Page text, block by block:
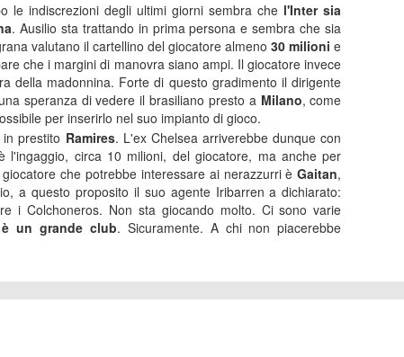
le indiscrezioni degli ultimi giorni sembra che l'Inter sia
. Ausilio sta trattando in prima persona e sembra che sia
valutano il cartellino del giocatore almeno30 milioni e
che i margini di manovra siano ampi. Il giocatore invece
della madonnina. Forte di questo gradimento il dirigente
speranza di vedere il brasiliano presto a Milano, come
per inserirlo nel suo impianto di gioco.
prestito Ramires. L'ex Chelsea arriverebbe dunque con
l'ingaggio, circa 10 milioni, del giocatore, ma anche per
che potrebbe interessare ai nerazzurri èGaitan,
a questo proposito il suo agente Iribarren a dichiarato:
i Colchoneros. Non sta giocando molto. Ci sono varie
è un grande club. Sicuramente. A chi non piacerebbe